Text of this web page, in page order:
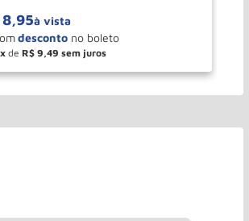
8,95à vista
de R$ 9 49
＋ COMPRAR